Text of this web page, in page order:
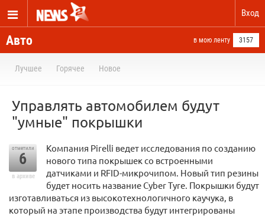
Вход
Авто в мою ленту 3157
Лучшее Горячее Новое
Управлять автомобилем будут
"умные" покрышки
отметили
6
в архиве
Компания Pirelli ведет исследования по созданию
нового типа покрышек со встроенными
датчиками и RFID-микрочипом. Новый тип резины
будет носить название Cyber Tyre. Покрышки будут
изготавливаться из высокотехнологичного каучука, в
который на этапе производства будут интегрированы